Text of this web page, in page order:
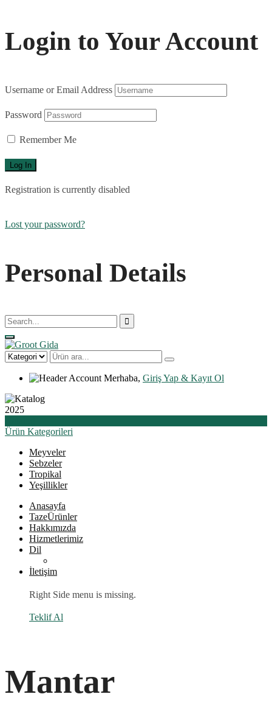
Login to Your Account
Username or Email Address
Password
Remember Me
Registration is currently disabled
Lost your password?
Personal Details
Merhaba, Giriş Yap & Kayıt Ol
2025
Ürün Kategorileri
Meyveler
Sebzeler
Tropikal
Yeşillikler
Anasayfa
TazeÜrünler
Hakkımızda
Hizmetlerimiz
Dil
İletişim
Right Side menu is missing.
Teklif Al
Mantar